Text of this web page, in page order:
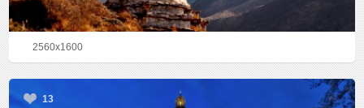
2560x1600
13